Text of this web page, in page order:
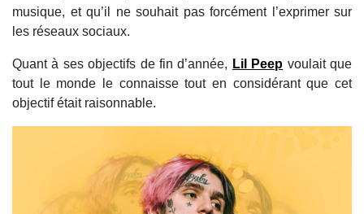
musique, et qu’il ne souhait pas forcément l’exprimer sur
les réseaux sociaux.
Quant à ses objectifs de fin d’année, Lil Peep voulait que
tout le monde le connaisse tout en considérant que cet
objectif était raisonnable.